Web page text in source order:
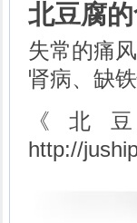
北豆腐
失常的痛
肾病、缺
《北
http://